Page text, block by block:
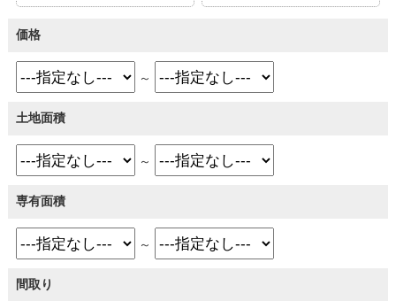
価格
～
土地面積
～
専有面積
～
間取り